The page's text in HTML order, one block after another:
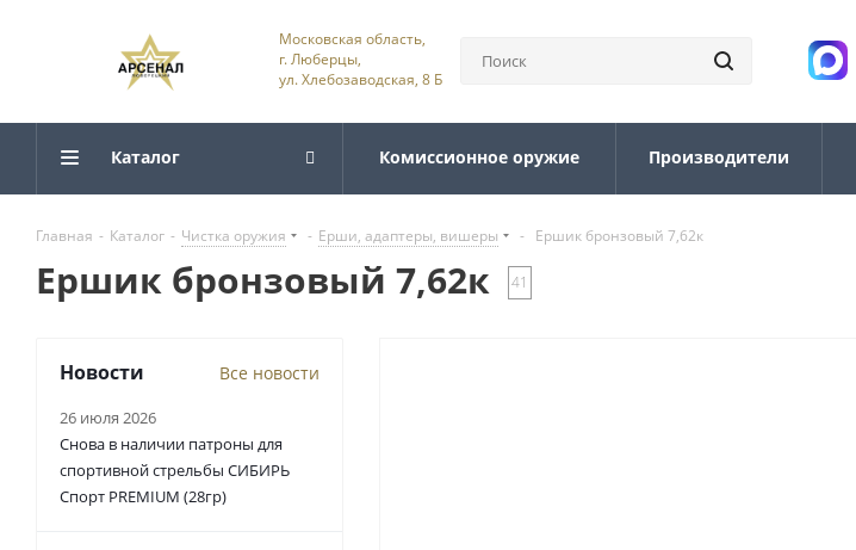
Московская область,
г. Люберцы,
ул. Хлебозаводская, 8 Б
Каталог Комиссионное оружие Производители
Главная - Каталог - Чистка оружия - Ерши, адаптеры, вишеры - Ершик бронзовый 7,62к
Ершик бронзовый 7,62к 41
Новости Все новости
26 июля 2026
Снова в наличии патроны для
спортивной стрельбы СИБИРЬ
Спорт PREMIUM (28гр)